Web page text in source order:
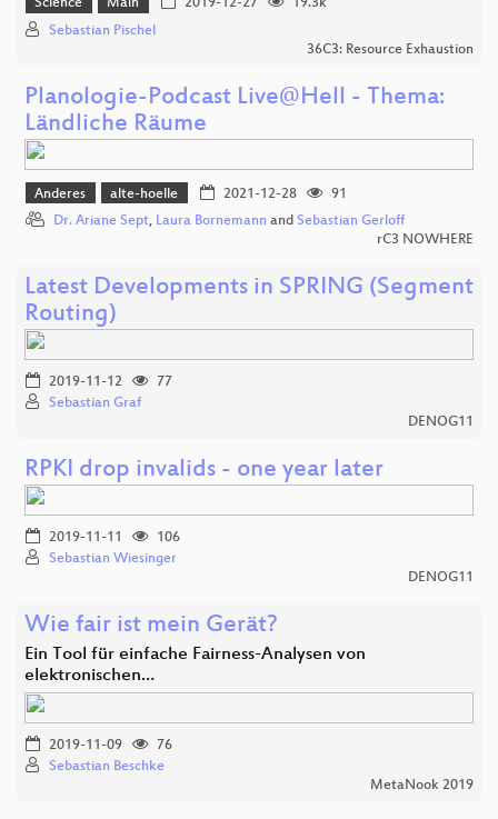
Science Main 2019-12-27
19.3k
Sebastian Pischel
36C3: Resource Exhaustion
Planologie-Podcast Live@Hell - Thema:
Ländliche Räume
Anderes alte-hoelle 2021-12-28
91
Dr. Ariane Sept, Laura Bornemann and Sebastian Gerloff
rC3 NOWHERE
Latest Developments in SPRING (Segment
Routing)
2019-11-12
77
Sebastian Graf
DENOG11
RPKI drop invalids - one year later
2019-11-11
106
Sebastian Wiesinger
DENOG11
Wie fair ist mein Gerät?
Ein Tool für einfache Fairness-Analysen von
elektronischen…
2019-11-09
76
Sebastian Beschke
MetaNook 2019